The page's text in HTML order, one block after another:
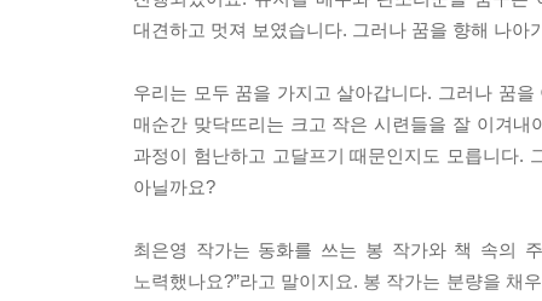
대견하고 멋져 보였습니다. 그러나 꿈을 향해 나
우리는 모두 꿈을 가지고 살아갑니다. 그러나 꿈
매순간 맞닥뜨리는 크고 작은 시련들을 잘 이겨내
과정이 험난하고 고달프기 때문인지도 모릅니다.
아닐까요?
최은영 작가는 동화를 쓰는 봉 작가와 책 속의
노력했나요?”라고 말이지요. 봉 작가는 분량을 채